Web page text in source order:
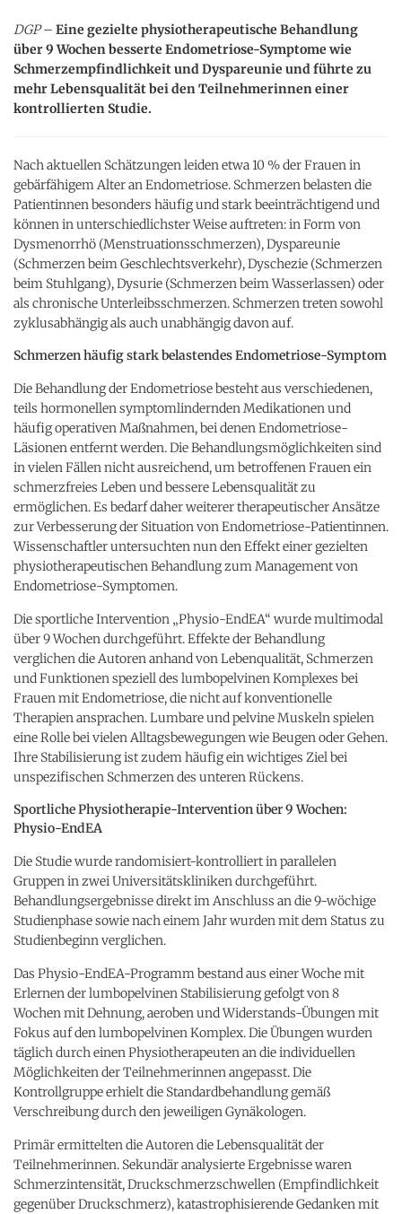
DGP– Eine gezielte physiotherapeutische Behandlung
über 9 Wochen besserte Endometriose-Symptome wie
Schmerzempfindlichkeit und Dyspareunie und führte zu
mehr Lebensqualität bei den Teilnehmerinnen einer
kontrollierten Studie.
Nach aktuellen Schätzungen leiden etwa 10 % der Frauen in
gebärfähigem Alter an Endometriose. Schmerzen belasten die
Patientinnen besonders häufig und stark beeinträchtigend und
können in unterschiedlichster Weise auftreten: in Form von
Dysmenorrhö (Menstruationsschmerzen), Dyspareunie
(Schmerzen beim Geschlechtsverkehr), Dyschezie (Schmerzen
beim Stuhlgang), Dysurie (Schmerzen beim Wasserlassen) oder
als chronische Unterleibsschmerzen. Schmerzen treten sowohl
zyklusabhängig als auch unabhängig davon auf.
Schmerzen häufig stark belastendes Endometriose-Symptom
Die Behandlung der Endometriose besteht aus verschiedenen,
teils hormonellen symptomlindernden Medikationen und
häufig operativen Maßnahmen, bei denen Endometriose-
Läsionen entfernt werden. Die Behandlungsmöglichkeiten sind
in vielen Fällen nicht ausreichend, um betroffenen Frauen ein
schmerzfreies Leben und bessere Lebensqualität zu
ermöglichen. Es bedarf daher weiterer therapeutischer Ansätze
zur Verbesserung der Situation von Endometriose-Patientinnen.
Wissenschaftler untersuchten nun den Effekt einer gezielten
physiotherapeutischen Behandlung zum Management von
Endometriose-Symptomen.
Die sportliche Intervention „Physio-EndEA“ wurde multimodal
über 9 Wochen durchgeführt. Effekte der Behandlung
verglichen die Autoren anhand von Lebenqualität, Schmerzen
und Funktionen speziell des lumbopelvinen Komplexes bei
Frauen mit Endometriose, die nicht auf konventionelle
Therapien ansprachen. Lumbare und pelvine Muskeln spielen
eine Rolle bei vielen Alltagsbewegungen wie Beugen oder Gehen.
Ihre Stabilisierung ist zudem häufig ein wichtiges Ziel bei
unspezifischen Schmerzen des unteren Rückens.
Sportliche Physiotherapie-Intervention über 9 Wochen:
Physio-EndEA
Die Studie wurde randomisiert-kontrolliert in parallelen
Gruppen in zwei Universitätskliniken durchgeführt.
Behandlungsergebnisse direkt im Anschluss an die 9-wöchige
Studienphase sowie nach einem Jahr wurden mit dem Status zu
Studienbeginn verglichen.
Das Physio-EndEA-Programm bestand aus einer Woche mit
Erlernen der lumbopelvinen Stabilisierung gefolgt von 8
Wochen mit Dehnung, aeroben und Widerstands-Übungen mit
Fokus auf den lumbopelvinen Komplex. Die Übungen wurden
täglich durch einen Physiotherapeuten an die individuellen
Möglichkeiten der Teilnehmerinnen angepasst. Die
Kontrollgruppe erhielt die Standardbehandlung gemäß
Verschreibung durch den jeweiligen Gynäkologen.
Primär ermittelten die Autoren die Lebensqualität der
Teilnehmerinnen. Sekundär analysierte Ergebnisse waren
Schmerzintensität, Druckschmerzschwellen (Empfindlichkeit
gegenüber Druckschmerz), katastrophisierende Gedanken mit